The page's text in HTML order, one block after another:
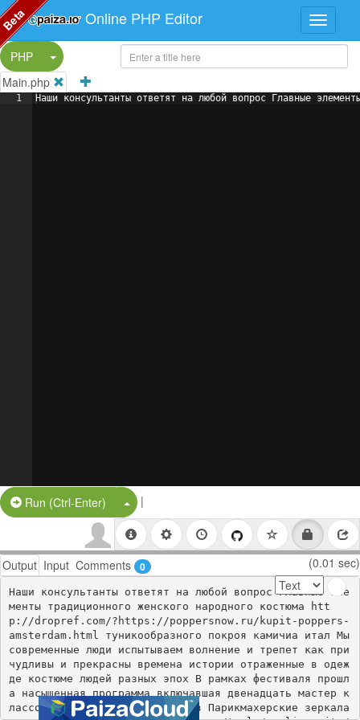
Online PHP Editor
PHP
Split Button!
Main.php
1 Наши консультанты ответят на любой вопрос Главные
Run (Ctrl-Enter) Split Button!
|
Output Input Comments 0 (0.01 sec)
Наши консультанты ответят на любой вопрос Главные эле
менты традиционного женского народного костюма htt
p://dropref.com/?https://poppersnow.ru/kupit-poppers-
amsterdam.html туникообразного покроя камичиа итал Мы
современные люди испытываем волнение и трепет как при
чудливы и прекрасны времена истории отраженные в одеж
де костюме людей разных эпох В рамках фестиваля прошл
а насыщенная программа включавшая двенадцать мастер к
лассов от ведущих специалистов Парикмахерские зеркала